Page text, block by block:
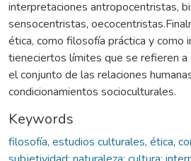
interpretaciones antropocentristas,
sensocentristas,
ética, como filosofía práctica y como
tieneciertos límites que se refieren a
el conjunto de las relaciones
condicionamientos socioculturales.
Keywords
filosofía, estudios culturales, ética,